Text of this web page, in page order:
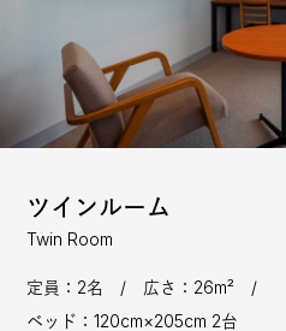
ツインルーム
Twin Room
定員：2名 / 広さ：26m² /
ベッド：120cm×205cm 2台